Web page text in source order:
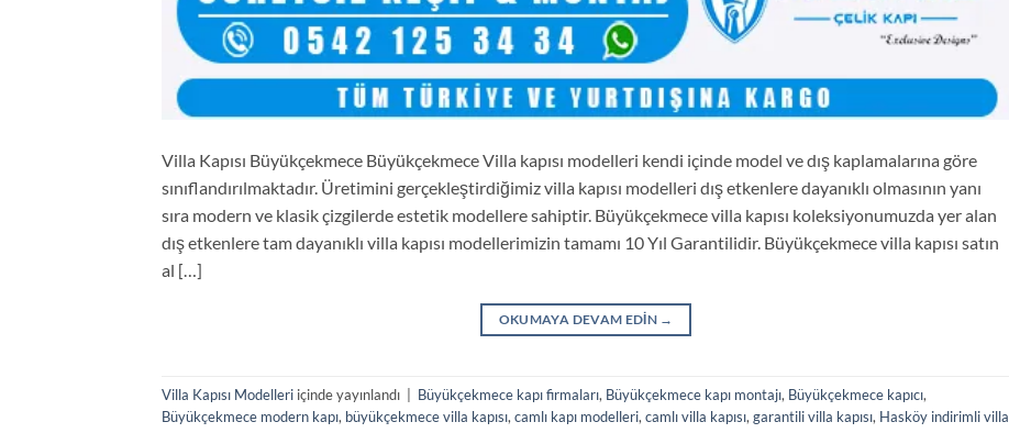
Villa Kapısı Büyükçekmece Büyükçekmece Villa kapısı modelleri kendi içinde model ve dış kaplamalarına göre
sınıflandırılmaktadır. Üretimini gerçekleştirdiğimiz villa kapısı modelleri dış etkenlere dayanıklı olmasının yanı
sıra modern ve klasik çizgilerde estetik modellere sahiptir. Büyükçekmece villa kapısı koleksiyonumuzda yer alan
dış etkenlere tam dayanıklı villa kapısı modellerimizin tamamı 10 Yıl Garantilidir. Büyükçekmece villa kapısı satın
al […]
OKUMAYA DEVAM EDIN →
Villa Kapısı Modelleri içinde yayınlandı Büyükçekmece kapı firmaları, Büyükçekmece kapı montajı, Büyükçekmece kapıcı,
Büyükçekmece modern kapı, büyükçekmece villa kapısı, camlı kapı modelleri, camlı villa kapısı, garantili villa kapısı, Hasköy indirimli villa